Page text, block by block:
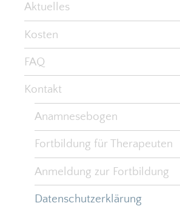
Aktuelles
Kosten
FAQ
Kontakt
Anamnesebogen
Fortbildung für Therapeuten
Anmeldung zur Fortbildung
Datenschutzerklärung